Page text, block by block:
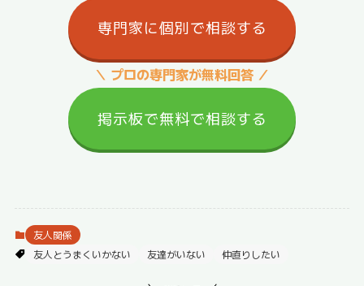
専門家に個別で相談する
＼ プロの専門家が無料回答 ／
掲示板で無料で相談する
友人関係
友人とうまくいかない
友達がいない 仲直りしたい